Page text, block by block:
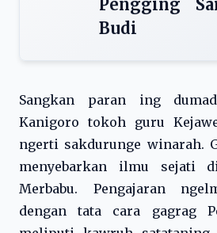
Pengging
Budi
Sangkan paran ing
Kanigoro tokoh guru
ngerti sakdurunge winarah.
menyebarkan ilmu sejati
Merbabu. Pengajaran
dengan tata cara gagrag